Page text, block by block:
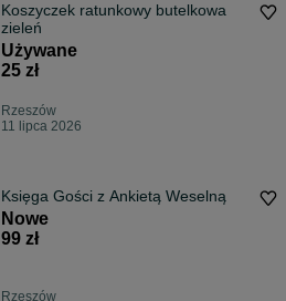
Koszyczek ratunkowy butelkowa
zieleń
Używane
25 zł
Rzeszów
11 lipca 2026
Księga Gości z Ankietą Weselną
Nowe
99 zł
Rzeszów